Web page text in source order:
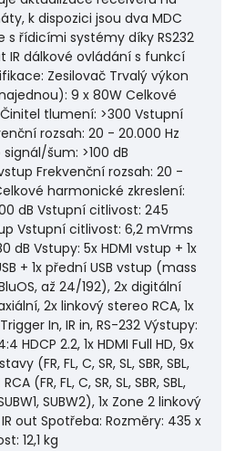
k dispozici jsou dva MDC
řídicími systémy díky RS232
IR dálkové ovládání s funkcí
Zesilovač Trvalý výkon
9 x 80W Celkové
tlumení: >300 Vstupní
rozsah: 20 - 20.000 Hz
šum: >100 dB
Frekvenční rozsah: 20 -
harmonické zkreslení:
dB Vstupní citlivost: 245
Vstupní citlivost: 6,2 mVrms
dB Vstupy: 5x HDMI vstup + 1x
+ 1x přední USB vstup (mass
až 24/192), 2x digitální
2x linkový stereo RCA, 1x
In, IR in, RS-232 Výstupy:
HDCP 2.2, 1x HDMI Full HD, 9x
(FR, FL, C, SR, SL, SBR, SBL,
(FR, FL, C, SR, SL, SBR, SBL,
SUBW2), 1x Zone 2 linkový
out Spotřeba: Rozměry: 435 x
12,1 kg